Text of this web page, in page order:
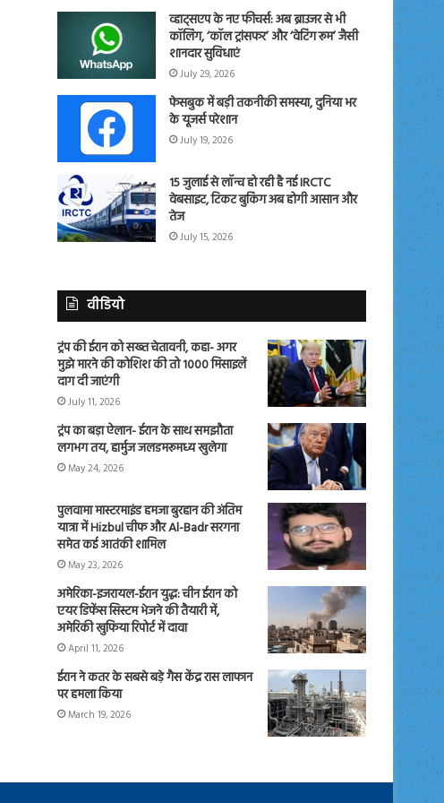
व्हाट्सएप के नए फीचर्स: अब ब्राउजर से भी
कॉलिंग, ‘कॉल ट्रांसफर’ और ‘वेटिंग रूम’ जैसी
शानदार सुविधाएं
July 29, 2026
फेसबुक में बड़ी तकनीकी समस्या, दुनिया भर
के यूजर्स परेशान
July 19, 2026
15 जुलाई से लॉन्च हो रही है नई IRCTC
वेबसाइट, टिकट बुकिंग अब होगी आसान और
तेज
July 15, 2026
वीडियो
ट्रंप की ईरान को सख्त चेतावनी, कहा- अगर
मुझे मारने की कोशिश की तो 1000 मिसाइलें
दाग दी जाएंगी
July 11, 2026
ट्रंप का बड़ा ऐलान- ईरान के साथ समझौता
लगभग तय, हार्मुज जलडमरूमध्य खुलेगा
May 24, 2026
पुलवामा मास्टरमाइंड हमजा बुरहान की अंतिम
यात्रा में Hizbul चीफ और Al-Badr सरगना
समेत कई आतंकी शामिल
May 23, 2026
अमेरिका-इजरायल-ईरान युद्ध: चीन ईरान को
एयर डिफेंस सिस्टम भेजने की तैयारी में,
अमेरिकी खुफिया रिपोर्ट में दावा
April 11, 2026
ईरान ने कतर के सबसे बड़े गैस केंद्र रास लाफान
पर हमला किया
March 19, 2026